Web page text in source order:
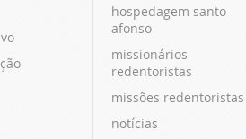
hospedagem santo
afonso
missionários
redentoristas
missões redentoristas
notícias